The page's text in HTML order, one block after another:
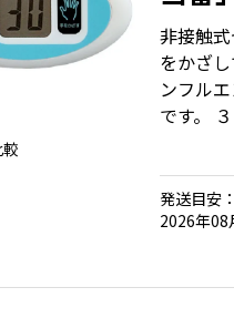
非接触
をかざ
ンフル
です。
れてお
は、６
の簡単
を５秒
発送目安：
2026年08